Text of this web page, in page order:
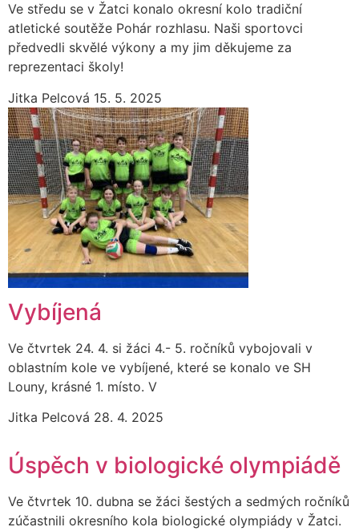
Ve středu se v Žatci konalo okresní kolo tradiční
atletické soutěže Pohár rozhlasu. Naši sportovci
předvedli skvělé výkony a my jim děkujeme za
reprezentaci školy!
Jitka Pelcová 15. 5. 2025
Vybíjená
Ve čtvrtek 24. 4. si žáci 4.- 5. ročníků vybojovali v
oblastním kole ve vybíjené, které se konalo ve SH
Louny, krásné 1. místo. V
Jitka Pelcová 28. 4. 2025
Úspěch v biologické olympiádě
Ve čtvrtek 10. dubna se žáci šestých a sedmých ročníků
zúčastnili okresního kola biologické olympiády v Žatci.